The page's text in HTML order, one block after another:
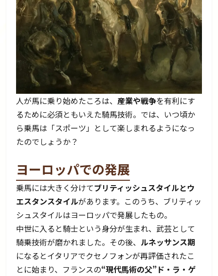
人が馬に乗り始めたころは、 産業や戦争を有利にす
るために必須ともいえた騎馬技術。では、いつ頃か
ら乗馬は「スポーツ」として楽しまれるようになっ
たのでしょうか？
ヨーロッパでの発展
乗馬には大きく分けてブリティッシュスタイルとウ
エスタンスタイルがあります。このうち、ブリティッ
シュスタイルはヨーロッパで発展したもの。
中世に入ると騎士という身分が生まれ、武芸として
騎乗技術が磨かれました。その後、 ルネッサンス期
になるとイタリアでクセノフォンが再評価されたこ
とに始まり、フランスの“現代馬術の父”ド・ラ・ゲ